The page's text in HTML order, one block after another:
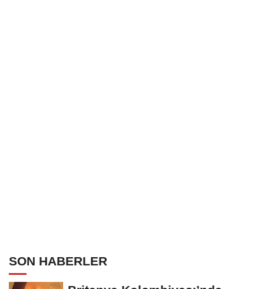
SON HABERLER